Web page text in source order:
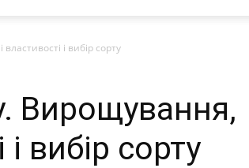
і вибір сорту
Вирощування,
вибір сорту